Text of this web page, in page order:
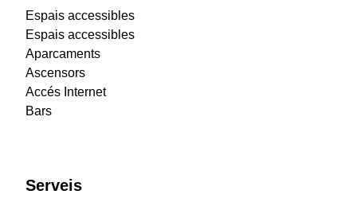
Espais accessibles
Espais accessibles
Aparcaments
Ascensors
Accés Internet
Bars
Serveis